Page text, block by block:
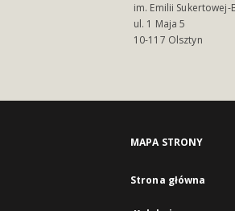
im. Emilii
ul. 1 Maja 5
10-117 Olsztyn
MAPA STRONY
Strona główna